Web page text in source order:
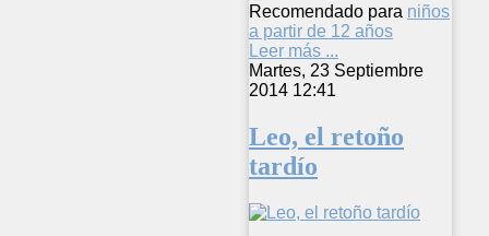
Recomendado para niños
a partir de 12 años
Leer más ...
Martes, 23 Septiembre
2014 12:41
Leo, el retoño
tardío